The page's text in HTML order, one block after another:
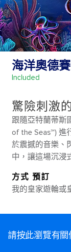
海洋奧德賽
Included
驚險刺激
跟隨亞特蘭蒂斯
of the Seas℠)
於震撼的音樂、
中，讓這場沉浸
方式 預訂
我的皇家遊輪或
請按此瀏覽有